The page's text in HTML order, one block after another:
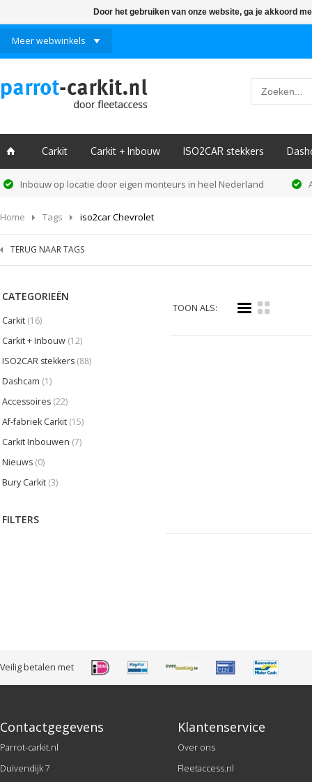
Meer webwinkels
ï Carkit Carkit + Inbouw ISO2CAR stekkers
Inbouw op locatie door eigen monteurs in heel Nederland
Home Tags iso2car Chevrolet
TERUG NAAR TAGS
CATEGORIEËN
Carkit (16)
Carkit + Inbouw (12)
ISO2CAR stekkers (88)
Dashcam (1)
Accessoires (22)
Af-fabriek Carkit (15)
Carkit Inbouwen (7)
Nieuws (0)
Bury Carkit (3)
FILTERS
TOON ALS: i k
Veilig betalen met
Contactgegevens
Parrot-carkit.nl
Duivendijk 7
Klantenservice
Over ons
Fleetaccess.nl
Door het gebruiken van onze website, ga je akkoord